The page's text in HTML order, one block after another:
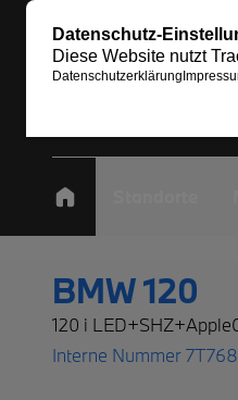
BMW 120
120 i
Interne Nummer